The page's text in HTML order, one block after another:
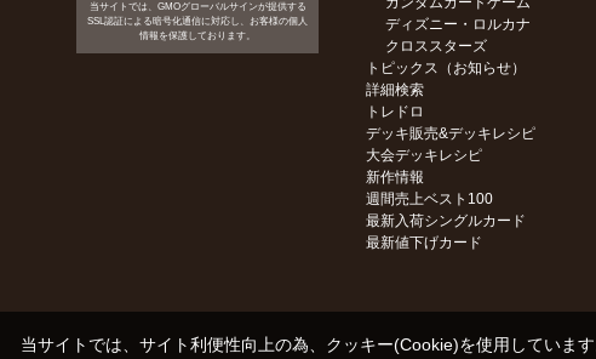
当サイトでは、GMOグローバルサインが提供する
SSL認証による暗号化通信に対応し、お客様の個人
情報を保護しております。
ディズニー・ロルカナ
クロススターズ
トピックス（お知らせ）
詳細検索
トレドロ
デッキ販売&デッキレシピ
大会デッキレシピ
新作情報
週間売上ベスト100
最新入荷シングルカード
最新値下げカード
当サイトでは、サイト利便性向上の為、クッキー(Cookie)を使用しています